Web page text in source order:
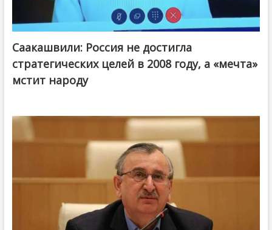
Саакашвили: Россия не достигла
стратегических целей в 2008 году, а «мечта»
мстит народу